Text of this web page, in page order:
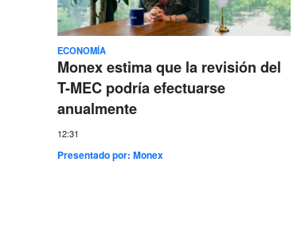
ECONOMÍA
Monex estima que la revisión del
T-MEC podría efectuarse
anualmente
12:31
Presentado por:Monex